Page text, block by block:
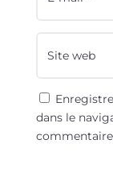
dans le